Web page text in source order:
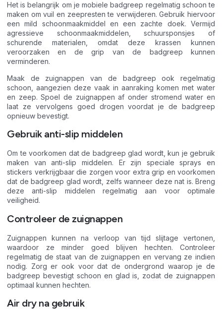
Het is belangrijk om je mobiele badgreep regelmatig schoon te
maken om vuil en zeepresten te verwijderen. Gebruik hiervoor
een mild schoonmaakmiddel en een zachte doek. Vermijd
agressieve schoonmaakmiddelen, schuursponsjes of
schurende materialen, omdat deze krassen kunnen
veroorzaken en de grip van de badgreep kunnen
verminderen.
Maak de zuignappen van de badgreep ook regelmatig
schoon, aangezien deze vaak in aanraking komen met water
en zeep. Spoel de zuignappen af onder stromend water en
laat ze vervolgens goed drogen voordat je de badgreep
opnieuw bevestigt.
Gebruik anti-slip middelen
Om te voorkomen dat de badgreep glad wordt, kun je gebruik
maken van anti-slip middelen. Er zijn speciale sprays en
stickers verkrijgbaar die zorgen voor extra grip en voorkomen
dat de badgreep glad wordt, zelfs wanneer deze nat is. Breng
deze anti-slip middelen regelmatig aan voor optimale
veiligheid.
Controleer de zuignappen
Zuignappen kunnen na verloop van tijd slijtage vertonen,
waardoor ze minder goed blijven hechten. Controleer
regelmatig de staat van de zuignappen en vervang ze indien
nodig. Zorg er ook voor dat de ondergrond waarop je de
badgreep bevestigt schoon en glad is, zodat de zuignappen
optimaal kunnen hechten.
Air dry na gebruik